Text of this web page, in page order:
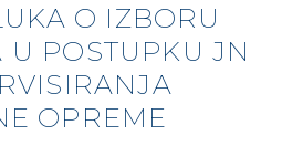
O IZBORU
POSTUPKU JN
OPREME